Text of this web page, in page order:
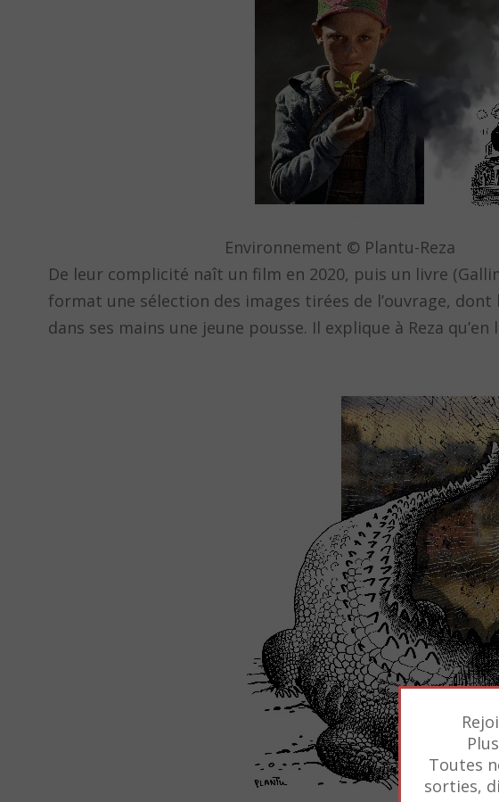
Environnement © Plantu-Reza
De leur complicité naît un film en 2020, puis un livre
format une sélection des images tirées de l’ouvrage,
dans ses mains une jeune pousse. Il explique à Reza
Toutes
sorties,